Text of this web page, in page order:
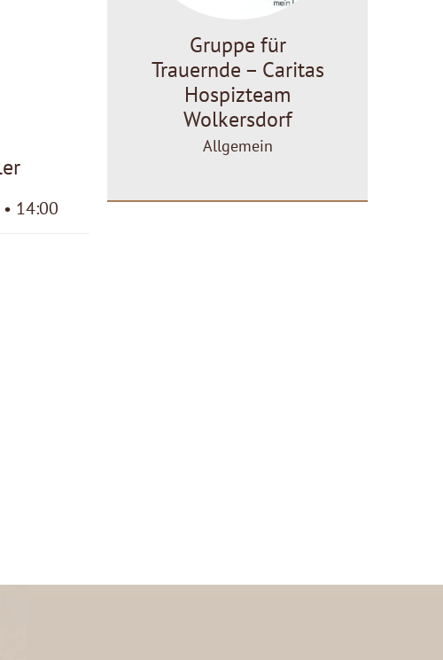
14:00
Gruppe für
Trauernde – Caritas
Hospizteam
Wolkersdorf
Allgemein